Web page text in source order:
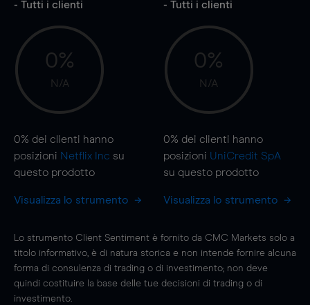
- Tutti i clienti
0%
N/A
0% dei clienti hanno
posizioni Netflix Inc su
questo prodotto
Visualizza lo strumento
- Tutti i clienti
0%
N/A
0% dei clienti hanno
posizioni UniCredit SpA
su questo prodotto
Visualizza lo strumento
Lo strumento Client Sentiment è fornito da CMC Markets solo a
titolo informativo, è di natura storica e non intende fornire alcuna
forma di consulenza di trading o di investimento; non deve
quindi costituire la base delle tue decisioni di trading o di
investimento.